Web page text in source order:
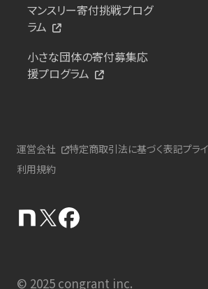
マンスリー寄付挑戦プログ
ラム
小さな団体の寄付募集応
援プログラム
運営会社 特定商取引法に基づく表記プラ
利用規約
© 2025 congrant inc.